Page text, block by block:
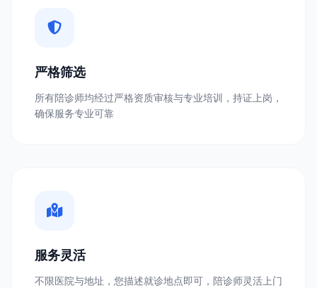
严格筛选
所有陪诊师均经过严格资质审核与专业培训，持证上岗，
确保服务专业可靠
服务灵活
不限医院与地址，您描述就诊地点即可，陪诊师灵活上门